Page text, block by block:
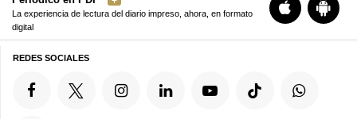
La experiencia de lectura del diario impreso, ahora, en formato
digital
REDES SOCIALES